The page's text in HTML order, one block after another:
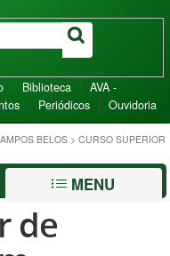
Biblioteca
AVA -
Periódicos Ouvidoria
BELOS > CURSO SUPERIOR
MENU
de